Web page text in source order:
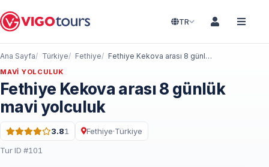
TR
Ana Sayfa Türkiye Fethiye Fethiye Kekova arası 8 günlük mavi yolculuk
MAVI YOLCULUK
Fethiye Kekova arası 8 günlük
mavi yolculuk
5 üzerinden 3.8 puan · 1 Yorum
3.81 Fethiye·Türkiye
Tur ID #101